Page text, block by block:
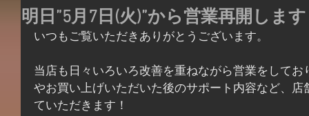
明日”5月7日(火)”から営業再開しま
いつもご覧いただきありがとうございます。
当店も日々いろいろ改善を重ねながら営業をして
やお買い上げいただいた後のサポート内容など、
ていただきます！